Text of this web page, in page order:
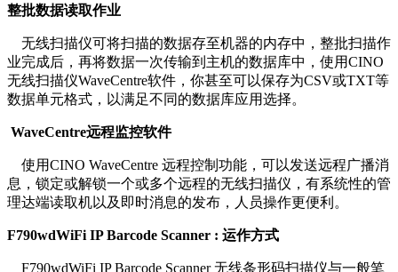
整批数据读取作业
无线扫描仪可将扫描的数据存至机器的内存中，整批扫描作
业完成后，再将数据一次传输到主机的数据库中，使用CINO
无线扫描仪WaveCentre软件，你甚至可以保存为CSV或TXT等
数据单元格式，以满足不同的数据库应用选择。
WaveCentre远程监控软件
使用CINO WaveCentre 远程控制功能，可以发送远程广播消
息，锁定或解锁一个或多个远程的无线扫描仪，有系统性的管
理达端读取机以及即时消息的发布，人员操作更便利。
F790wdWiFi IP Barcode Scanner : 运作方式
F790wdWiFi IP Barcode Scanner 无线条形码扫描仪与一般笔